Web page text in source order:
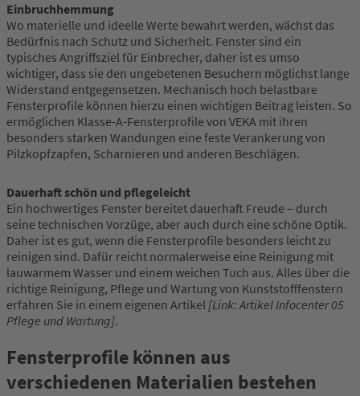
Einbruchhemmung
Wo materielle und ideelle Werte bewahrt werden, wächst das
Bedürfnis nach Schutz und Sicherheit. Fenster sind ein
typisches Angriffsziel für Einbrecher, daher ist es umso
wichtiger, dass sie den ungebetenen Besuchern möglichst lange
Widerstand entgegensetzen. Mechanisch hoch belastbare
Fensterprofile können hierzu einen wichtigen Beitrag leisten. So
ermöglichen Klasse-A-Fensterprofile von VEKA mit ihren
besonders starken Wandungen eine feste Verankerung von
Pilzkopfzapfen, Scharnieren und anderen Beschlägen.
Dauerhaft schön und pflegeleicht
Ein hochwertiges Fenster bereitet dauerhaft Freude – durch
seine technischen Vorzüge, aber auch durch eine schöne Optik.
Daher ist es gut, wenn die Fensterprofile besonders leicht zu
reinigen sind. Dafür reicht normalerweise eine Reinigung mit
lauwarmem Wasser und einem weichen Tuch aus. Alles über die
richtige Reinigung, Pflege und Wartung von Kunststofffenstern
erfahren Sie in einem eigenen Artikel [Link: Artikel Infocenter 05
Pflege und Wartung].
Fensterprofile können aus
verschiedenen Materialien bestehen